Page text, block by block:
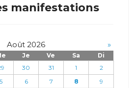
manifestations
Août 2026 »
Je Ve Sa
Di
30 31 1
2
5 6 7 8
9